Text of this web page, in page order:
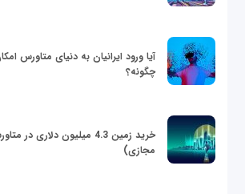
آیا ورود ایرانیان به دنیای متاورس
چگونه؟
خرید زمین 4.3 میلیون دلاری
مجازی)